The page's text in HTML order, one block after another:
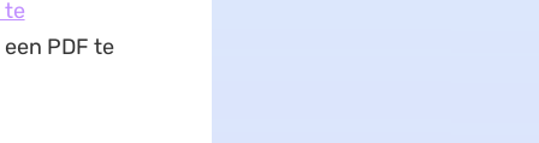
te
​​PDF te